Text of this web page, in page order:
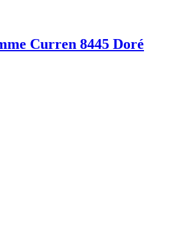
Curren 8445 Doré